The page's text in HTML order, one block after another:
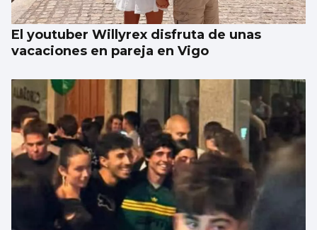
El youtuber Willyrex disfruta de unas
vacaciones en pareja en Vigo